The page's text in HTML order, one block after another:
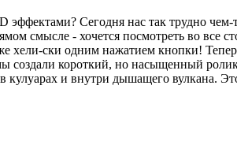
Сегодня нас так трудно
смысле - хочется посмотреть во все
хели-ски одним нажатием кнопки!
короткий, но насыщенный
кулуарах и внутри дышащего вулкана.